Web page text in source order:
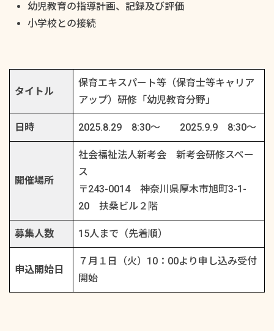
幼児教育の指導計画、記録及び評価
小学校との接続
タイトル
保育エキスパート等（保育士等キャリア
アップ）研修「幼児教育分野」
日時 2025.8.29 8:30～ 2025.9.9 8:30～
開催場所
社会福祉法人新考会 新考会研修スペー
ス
〒243-0014 神奈川県厚木市旭町3-1-
20 扶桑ビル２階
募集人数 15人まで（先着順）
申込開始日
７月１日（火）10：00より申し込み受付
開始